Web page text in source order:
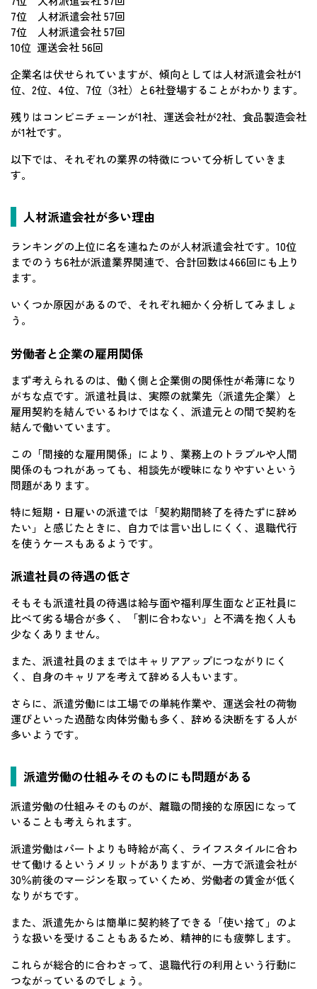
7位 人材派遣会社 57回
7位 人材派遣会社 57回
10位 運送会社 56回
企業名は伏せられていますが、傾向としては人材派遣会社が1
位、2位、4位、7位（3社）と6社登場することがわかります。
残りはコンビニチェーンが1社、運送会社が2社、食品製造会社
が1社です。
以下では、それぞれの業界の特徴について分析していきま
す。
人材派遣会社が多い理由
ランキングの上位に名を連ねたのが人材派遣会社です。10位
までのうち6社が派遣業界関連で、合計回数は466回にも上り
ます。
いくつか原因があるので、それぞれ細かく分析してみましょ
う。
労働者と企業の雇用関係
まず考えられるのは、働く側と企業側の関係性が希薄になり
がちな点です。派遣社員は、実際の就業先（派遣先企業）と
雇用契約を結んでいるわけではなく、派遣元との間で契約を
結んで働いています。
この「間接的な雇用関係」により、業務上のトラブルや人間
関係のもつれがあっても、相談先が曖昧になりやすいという
問題があります。
特に短期・日雇いの派遣では「契約期間終了を待たずに辞め
たい」と感じたときに、自力では言い出しにくく、退職代行
を使うケースもあるようです。
派遣社員の待遇の低さ
そもそも派遣社員の待遇は給与面や福利厚生面など正社員に
比べて劣る場合が多く、「割に合わない」と不満を抱く人も
少なくありません。
また、派遣社員のままではキャリアアップにつながりにく
く、自身のキャリアを考えて辞める人もいます。
さらに、派遣労働には工場での単純作業や、運送会社の荷物
運びといった過酷な肉体労働も多く、辞める決断をする人が
多いようです。
派遣労働の仕組みそのものにも問題がある
派遣労働の仕組みそのものが、離職の間接的な原因になって
いることも考えられます。
派遣労働はパートよりも時給が高く、ライフスタイルに合わ
せて働けるというメリットがありますが、一方で派遣会社が
30％前後のマージンを取っていくため、労働者の賃金が低く
なりがちです。
また、派遣先からは簡単に契約終了できる「使い捨て」のよ
うな扱いを受けることもあるため、精神的にも疲弊します。
これらが総合的に合わさって、退職代行の利用という行動に
つながっているのでしょう。